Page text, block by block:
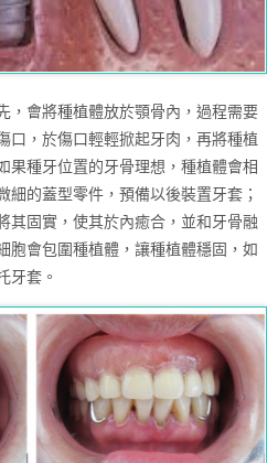
，會將種植體放於顎骨內，過程需要
口，於傷口輕輕掀起牙肉，再將種植
果種牙位置的牙骨理想，種植體會相
細的蓋型零件，預備以後裝置牙套；
其固實，使其於內癒合，並和牙骨融
胞會包圍種植體，讓種植體穩固，如
牙套。